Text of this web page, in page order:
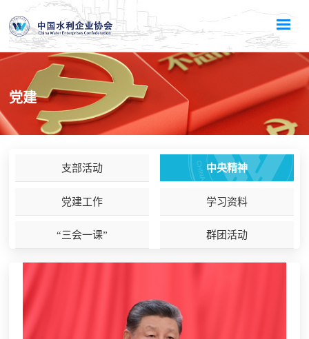
党建
支部活动 中央精神
党建工作 学习资料
“三会一课” 群团活动